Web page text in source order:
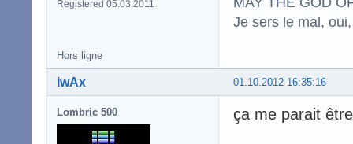
Registered 05.03.2011
Je sers le mal,
Hors ligne
01.10.2012 16:35:16
iwAx
Lombric 500 ça me parait